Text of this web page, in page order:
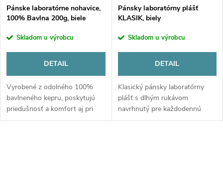
Pánske laboratórne nohavice,
100% Bavlna 200g, biele
Skladom u výrobcu
DETAIL
Vyrobené z odolného 100%
bavlneného kepru, poskytujú
priedušnosť a komfort aj pri
celodennom nosení. Klasický
Pánsky laboratórny plášť
KLASIK, biely
Skladom u výrobcu
DETAIL
Klasický pánsky laboratórny
plášť s dlhým rukávom
navrhnutý pre každodennú
prácu v klinických a